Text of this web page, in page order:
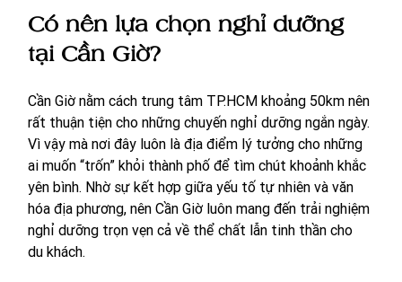
Có nên lựa chọn nghỉ dưỡng
tại Cần Giờ?
Cần Giờ nằm cách trung tâm TP.HCM khoảng 50km nên
rất thuận tiện cho những chuyến nghỉ dưỡng ngắn ngày.
Vì vậy mà nơi đây luôn là địa điểm lý tưởng cho những
ai muốn “trốn” khỏi thành phố để tìm chút khoảnh khắc
yên bình. Nhờ sự kết hợp giữa yếu tố tự nhiên và văn
hóa địa phương, nên Cần Giờ luôn mang đến trải nghiệm
nghỉ dưỡng trọn vẹn cả về thể chất lẫn tinh thần cho
du khách.